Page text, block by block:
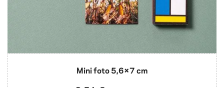
Mini foto 5,6×7 cm